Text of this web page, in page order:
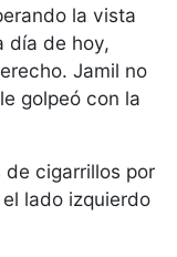
la vista
día de hoy,
Jamil no
golpeó con la
cigarrillos por
lado izquierdo